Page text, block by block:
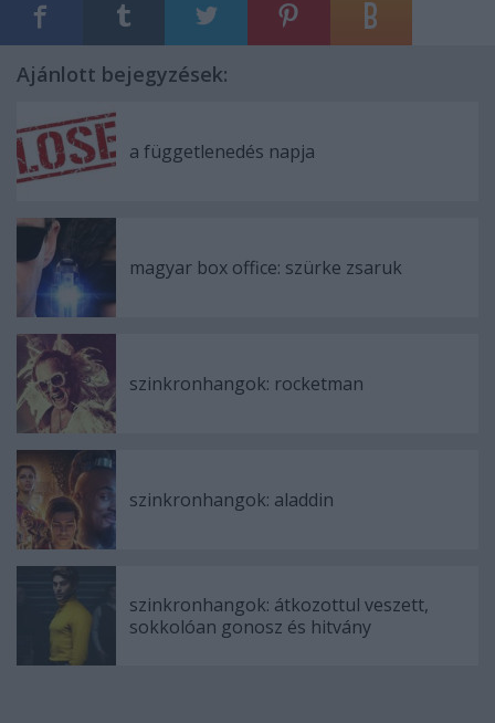
Ajánlott bejegyzések:
a függetlenedés napja
magyar box office: szürke zsaruk
szinkronhangok: rocketman
szinkronhangok: aladdin
szinkronhangok: átkozottul veszett,
sokkolóan gonosz és hitvány